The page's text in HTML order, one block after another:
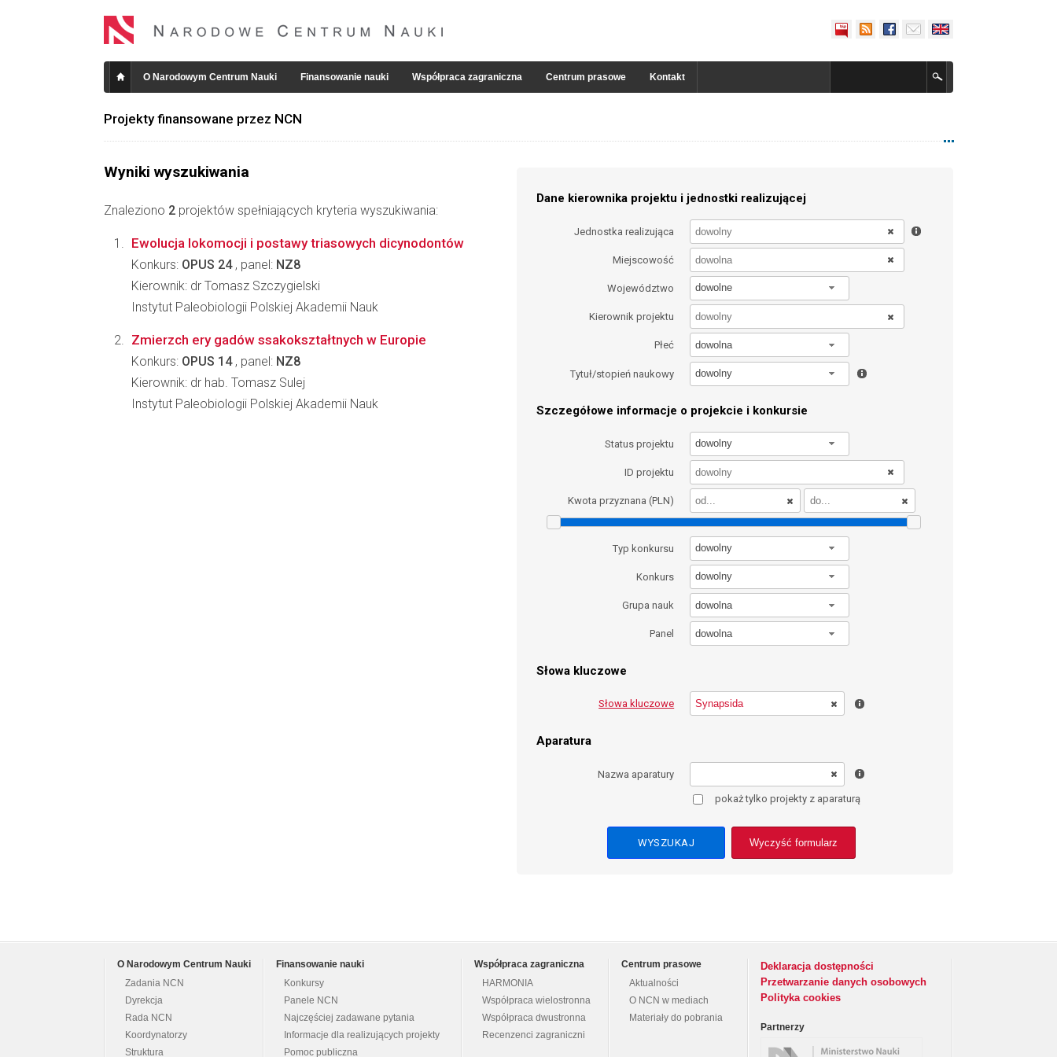
O Narodowym Centrum Nauki Finansowanie nauki Współpraca zagraniczna Centrum prasowe Kontakt
Projekty finansowane przez NCN
Wyniki wyszukiwania
Znaleziono 2 projektów spełniających kryteria wyszukiwania:
Dane kierownika projektu i jednostki realizującej
Jednostka realizująca
Miejscowość
Województwo dowolne
Kierownik projektu
Płeć dowolna
Tytuł/stopień naukowy dowolny
Szczegółowe informacje o projekcie i konkursie
Status projektu dowolny
ID projektu
Kwota przyznana (PLN)
Typ konkursu dowolny
Konkurs dowolny
Grupa nauk dowolna
Panel dowolna
Słowa kluczowe
Słowa kluczowe
Aparatura
Nazwa aparatury
pokaż tylko projekty z aparaturą
Wyczyść formularz
Ewolucja lokomocji i postawy triasowych dicynodontów
Konkurs: OPUS 24, panel: NZ8
Kierownik: dr Tomasz Szczygielski
Instytut Paleobiologii Polskiej Akademii Nauk
Zmierzch ery gadów ssakokształtnych w Europie
Konkurs: OPUS 14, panel: NZ8
Kierownik: dr hab. Tomasz Sulej
Instytut Paleobiologii Polskiej Akademii Nauk
O Narodowym Centrum Nauki
Zadania NCN
Dyrekcja
Rada NCN
Koordynatorzy
Struktura
Finansowanie nauki
Konkursy
Panele NCN
Najczęściej zadawane pytania
Informacje dla realizujących projekty
Pomoc publiczna
Współpraca zagraniczna
HARMONIA
Współpraca wielostronna
Współpraca dwustronna
Recenzenci zagraniczni
Centrum prasowe
Aktualności
O NCN w mediach
Materiały do pobrania
Deklaracja dostępności
Przetwarzanie danych osobowych
Polityka cookies
Partnerzy